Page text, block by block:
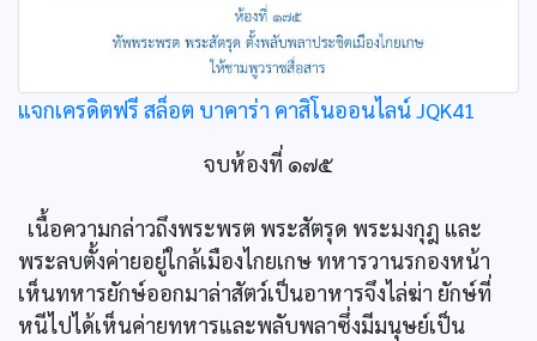
แจกเครดิตฟรี สล็อต บาคาร่า คาสิโนออนไลน์ JQK41
จบห้องที่ ๑๗๕
เนื้อความกล่าวถึงพระพรต พระสัตรุด พระมงกุฎ และ
พระลบตั้งค่ายอยู่ใกล้เมืองไกยเกษ ทหารวานรกองหน้า
เห็นทหารยักษ์ออกมาล่าสัตว์เป็นอาหารจึงไล่ฆ่า ยักษ์ที่
หนีไปได้เห็นค่ายทหารและพลับพลาซึ่งมีมนุษย์เป็น